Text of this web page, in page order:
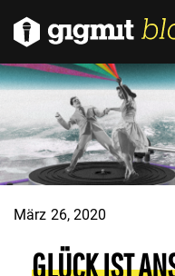
März 26, 2020
GLÜCK IST